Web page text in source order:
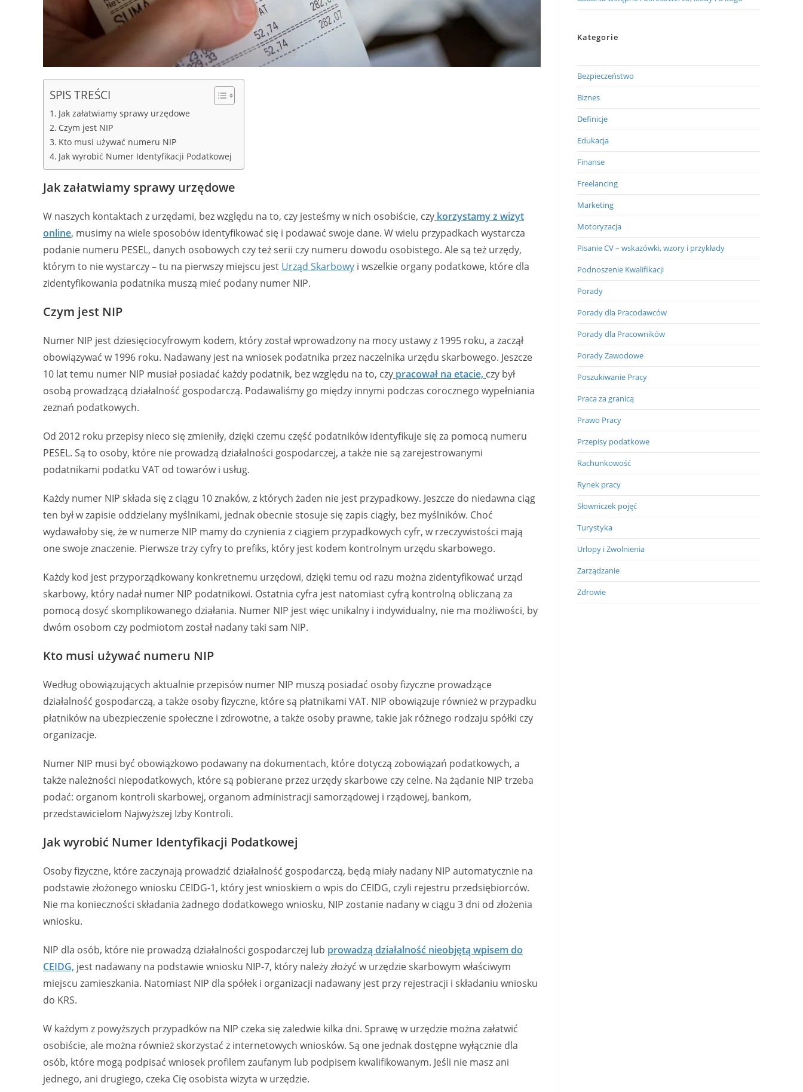
SPIS TREŚCI
Jak załatwiamy sprawy urzędowe
Czym jest NIP
Kto musi używać numeru NIP
Jak wyrobić Numer Identyfikacji Podatkowej
Jak załatwiamy sprawy urzędowe
W naszych kontaktach z urzędami, bez względu na to, czy jesteśmy w nich osobiście, czy korzystamy z wizyt
online, musimy na wiele sposobów identyfikować się i podawać swoje dane. W wielu przypadkach wystarcza
podanie numeru PESEL, danych osobowych czy też serii czy numeru dowodu osobistego. Ale są też urzędy,
którym to nie wystarczy – tu na pierwszy miejscu jest Urząd Skarbowy i wszelkie organy podatkowe, które dla
zidentyfikowania podatnika muszą mieć podany numer NIP.
Czym jest NIP
Numer NIP jest dziesięciocyfrowym kodem, który został wprowadzony na mocy ustawy z 1995 roku, a zaczął
obowiązywać w 1996 roku. Nadawany jest na wniosek podatnika przez naczelnika urzędu skarbowego. Jeszcze
10 lat temu numer NIP musiał posiadać każdy podatnik, bez względu na to, czy pracował na etacie, czy był
osobą prowadzącą działalność gospodarczą. Podawaliśmy go między innymi podczas corocznego wypełniania
zeznań podatkowych.
Od 2012 roku przepisy nieco się zmieniły, dzięki czemu część podatników identyfikuje się za pomocą numeru
PESEL. Są to osoby, które nie prowadzą działalności gospodarczej, a także nie są zarejestrowanymi
podatnikami podatku VAT od towarów i usług.
Każdy numer NIP składa się z ciągu 10 znaków, z których żaden nie jest przypadkowy. Jeszcze do niedawna ciąg
ten był w zapisie oddzielany myślnikami, jednak obecnie stosuje się zapis ciągły, bez myślników. Choć
wydawałoby się, że w numerze NIP mamy do czynienia z ciągiem przypadkowych cyfr, w rzeczywistości mają
one swoje znaczenie. Pierwsze trzy cyfry to prefiks, który jest kodem kontrolnym urzędu skarbowego.
Każdy kod jest przyporządkowany konkretnemu urzędowi, dzięki temu od razu można zidentyfikować urząd
skarbowy, który nadał numer NIP podatnikowi. Ostatnia cyfra jest natomiast cyfrą kontrolną obliczaną za
pomocą dosyć skomplikowanego działania. Numer NIP jest więc unikalny i indywidualny, nie ma możliwości, by
dwóm osobom czy podmiotom został nadany taki sam NIP.
Kto musi używać numeru NIP
Według obowiązujących aktualnie przepisów numer NIP muszą posiadać osoby fizyczne prowadzące
działalność gospodarczą, a także osoby fizyczne, które są płatnikami VAT. NIP obowiązuje również w przypadku
płatników na ubezpieczenie społeczne i zdrowotne, a także osoby prawne, takie jak różnego rodzaju spółki czy
organizacje.
Numer NIP musi być obowiązkowo podawany na dokumentach, które dotyczą zobowiązań podatkowych, a
także należności niepodatkowych, które są pobierane przez urzędy skarbowe czy celne. Na żądanie NIP trzeba
podać: organom kontroli skarbowej, organom administracji samorządowej i rządowej, bankom,
przedstawicielom Najwyższej Izby Kontroli.
Jak wyrobić Numer Identyfikacji Podatkowej
Osoby fizyczne, które zaczynają prowadzić działalność gospodarczą, będą miały nadany NIP automatycznie na
podstawie złożonego wniosku CEIDG-1, który jest wnioskiem o wpis do CEIDG, czyli rejestru przedsiębiorców.
Nie ma konieczności składania żadnego dodatkowego wniosku, NIP zostanie nadany w ciągu 3 dni od złożenia
wniosku.
NIP dla osób, które nie prowadzą działalności gospodarczej lub prowadzą działalność nieobjętą wpisem do
CEIDG, jest nadawany na podstawie wniosku NIP-7, który należy złożyć w urzędzie skarbowym właściwym
miejscu zamieszkania. Natomiast NIP dla spółek i organizacji nadawany jest przy rejestracji i składaniu wniosku
do KRS.
W każdym z powyższych przypadków na NIP czeka się zaledwie kilka dni. Sprawę w urzędzie można załatwić
osobiście, ale można również skorzystać z internetowych wniosków. Są one jednak dostępne wyłącznie dla
osób, które mogą podpisać wniosek profilem zaufanym lub podpisem kwalifikowanym. Jeśli nie masz ani
jednego, ani drugiego, czeka Cię osobista wizyta w urzędzie.
Kategorie
Bezpieczeństwo
Biznes
Definicje
Edukacja
Finanse
Freelancing
Marketing
Motoryzacja
Pisanie CV – wskazówki, wzory i przykłady
Podnoszenie Kwalifikacji
Porady
Porady dla Pracodawców
Porady dla Pracowników
Porady Zawodowe
Poszukiwanie Pracy
Praca za granicą
Prawo Pracy
Przepisy podatkowe
Rachunkowość
Rynek pracy
Słowniczek pojęć
Turystyka
Urlopy i Zwolnienia
Zarządzanie
Zdrowie